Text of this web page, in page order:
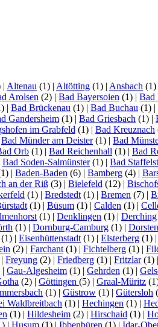
| Altenau (1) | Altötting (1) | Ansbach (1)
Arolsen (2) | Bad Bayersoien (1) | Bad
| Bad Brückenau (1) | Bad Buchau (1) |
Gandersheim (1) | Bad Griesbach (1) |
im Grabfeld (1) | Bad Kreuznach
Bad Münder am Deister(1) | Bad
Orb (1) | Bad Reichenhall (1) | Bad
Bad Soden-Salmünster(1) | Bad
| Baden-Baden (6) | Bamberg (4) |
an der Riß (3) | Bielefeld (12) |
(1) | Bredstedt (1) | Bremen (7) |
(1) | Büsum (1) | Calden (1) |
(1) | Denklingen (1) | Derching
(1) | Dornburg-Camburg (1) | Dorsten
(1) | Eisenhüttenstadt (1) | Elsterberg (1) |
(2) | Farchant (1) | Fichtelberg (1) |
| Freyung (2) | Friedberg (1) | Fritzlar(1) |
| Gau-Algesheim (1) | Gehrden (1) |
(2) | Göttingen (5) | Graal-Müritz
(1) | Güstrow (1) | Gütersloh
Waldbreitbach (1) | Hechingen (1) |
(1) | Hildesheim (2) | Hirschaid (1) |